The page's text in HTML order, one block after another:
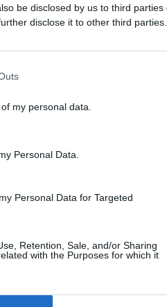
be disclosed by us to third parties
disclose it to other third parties.
my personal data.
Personal Data.
Personal Data for Targeted
Retention, Sale, and/or Sharing
with the Purposes for which it